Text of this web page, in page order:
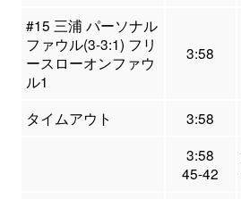
#15 三浦 パーソナル
ファウル(3-3:1) フリ
ースローオンファウ
ル1
3:58
タイムアウト
3:58
3:58
45-42